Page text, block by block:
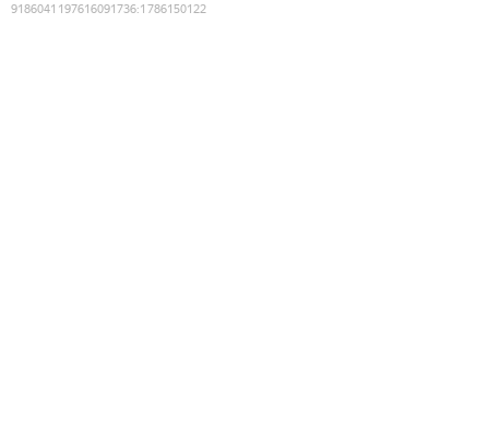
9186041197616091736:1786150122